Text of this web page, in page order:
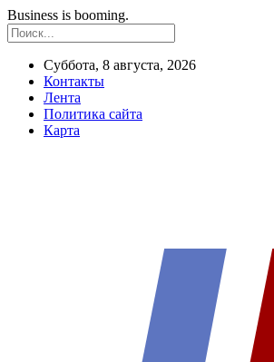
Business is booming.
Суббота, 8 августа, 2026
Контакты
Лента
Политика сайта
Карта